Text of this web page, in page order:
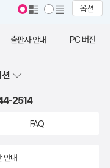
옵션
출판사 안내 PC 버전
2514
FAQ
안내